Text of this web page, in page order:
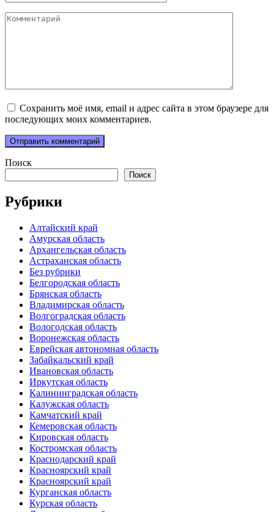
Комментарий
Сохранить моё имя, email и адрес сайта в этом браузере для
последующих моих комментариев.
Поиск
Поиск
Рубрики
Алтайский край
Амурская область
Архангельская область
Астраханская область
Без рубрики
Белгородская область
Брянская область
Владимирская область
Волгоградская область
Вологодская область
Воронежская область
Еврейская автономная область
Забайкальский край
Ивановская область
Иркутская область
Калининградская область
Калужская область
Камчатский край
Кемеровская область
Кировская область
Костромская область
Краснодарский край
Красноярский край
Красноярский край
Курганская область
Курская область